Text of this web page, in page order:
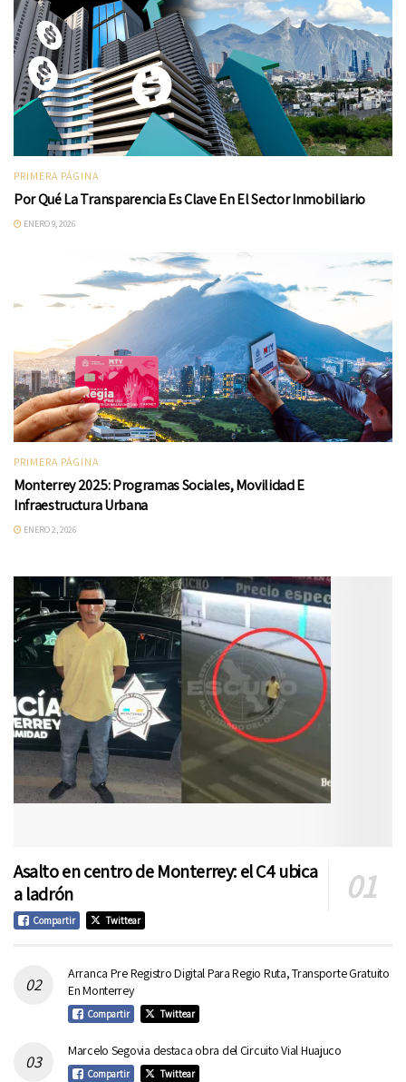
PRIMERA PÁGINA
Por Qué La Transparencia Es Clave En El Sector Inmobiliario
ENERO 9, 2026
PRIMERA PÁGINA
Monterrey 2025: Programas Sociales, Movilidad E
Infraestructura Urbana
ENERO 2, 2026
Asalto en centro de Monterrey: el C4 ubica
a ladrón
Compartir Twittear
Arranca Pre Registro Digital Para Regio Ruta, Transporte Gratuito
En Monterrey
Compartir Twittear
Marcelo Segovia destaca obra del Circuito Vial Huajuco
Compartir Twittear